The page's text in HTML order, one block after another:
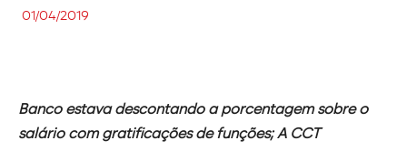
01/04/2019
Banco estava descontando a porcentagem sobre o
salário com gratificações de funções; A CCT